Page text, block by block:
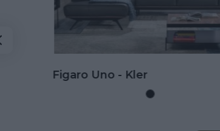
Kožená rohová sedačka Goya s
rozkladom na spanie